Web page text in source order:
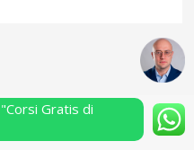
S.a.s.
Gratis di